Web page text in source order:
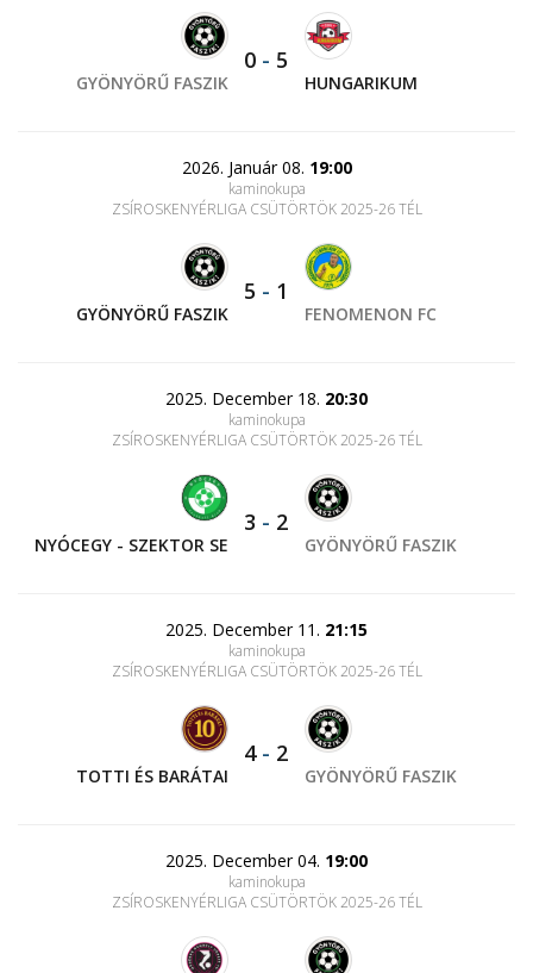
GYÖNYÖRŰ FASZIK
0 - 5
HUNGARIKUM
2026. Január 08. 19:00
kaminokupa
ZSÍROSKENYÉRLIGA CSÜTÖRTÖK 2025-26 TÉL
GYÖNYÖRŰ FASZIK
5 - 1
FENOMENON FC
2025. December 18. 20:30
kaminokupa
ZSÍROSKENYÉRLIGA CSÜTÖRTÖK 2025-26 TÉL
NYÓCEGY - SZEKTOR SE
3 - 2
GYÖNYÖRŰ FASZIK
2025. December 11. 21:15
kaminokupa
ZSÍROSKENYÉRLIGA CSÜTÖRTÖK 2025-26 TÉL
TOTTI ÉS BARÁTAI
4- 2
GYÖNYÖRŰ FASZIK
2025. December 04. 19:00
kaminokupa
ZSÍROSKENYÉRLIGA CSÜTÖRTÖK 2025-26 TÉL